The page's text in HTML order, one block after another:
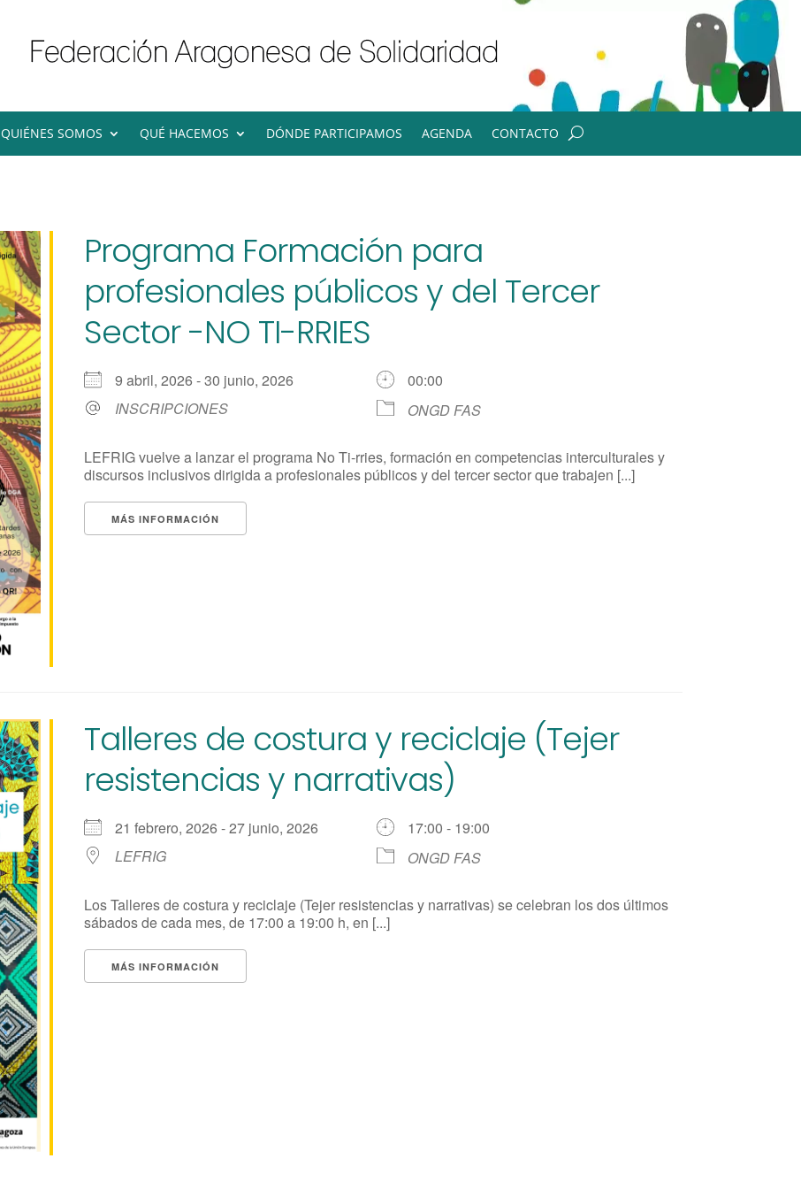
QUIÉNES SOMOS QUÉ HACEMOS DÓNDE PARTICIPAMOS AGENDA CONTACTO
Programa Formación para
profesionales públicos y del Tercer
Sector -NO TI-RRIES
9 abril, 2026 - 30 junio, 2026
00:00
INSCRIPCIONES
ONGD FAS
LEFRIG vuelve a lanzar el programa No Ti-rries, formación en competencias interculturales y
discursos inclusivos dirigida a profesionales públicos y del tercer sector que trabajen [...]
MÁS INFORMACIÓN
Talleres de costura y reciclaje (Tejer
resistencias y narrativas)
21 febrero, 2026 - 27 junio, 2026
17:00 - 19:00
LEFRIG
ONGD FAS
Los Talleres de costura y reciclaje (Tejer resistencias y narrativas) se celebran los dos últimos
sábados de cada mes, de 17:00 a 19:00 h, en [...]
MÁS INFORMACIÓN